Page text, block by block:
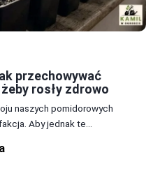
przechowywać
rosły zdrowo
naszych pomidorowych
Aby jednak te...